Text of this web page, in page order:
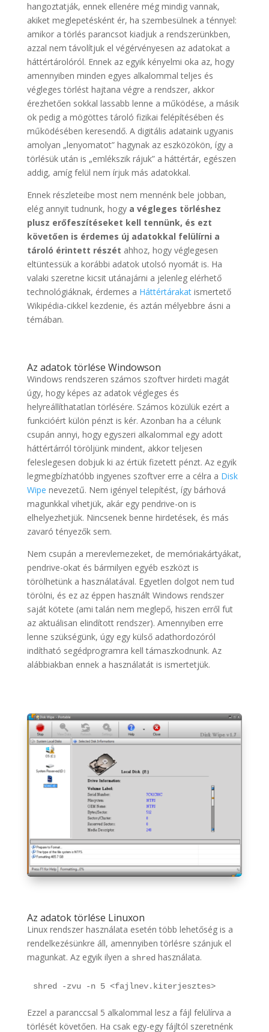
hangoztatják, ennek ellenére még mindig vannak,
akiket meglepetésként ér, ha szembesülnek a ténnyel:
amikor a törlés parancsot kiadjuk a rendszerünkben,
azzal nem távolítjuk el végérvényesen az adatokat a
háttértárolóról. Ennek az egyik kényelmi oka az, hogy
amennyiben minden egyes alkalommal teljes és
végleges törlést hajtana végre a rendszer, akkor
érezhetően sokkal lassabb lenne a működése, a másik
ok pedig a mögöttes tároló fizikai felépítésében és
működésében keresendő. A digitális adataink ugyanis
amolyan „lenyomatot” hagynak az eszközökön, így a
törlésük után is „emlékszik rájuk” a háttértár, egészen
addig, amíg felül nem írjuk más adatokkal.
Ennek részleteibe most nem mennénk bele jobban,
elég annyit tudnunk, hogy a végleges törléshez
plusz erőfeszítéseket kell tennünk, és ezt
követően is érdemes új adatokkal felülírni a
tároló érintett részét ahhoz, hogy véglegesen
eltüntessük a korábbi adatok utolsó nyomát is. Ha
valaki szeretne kicsit utánajárni a jelenleg elérhető
technológiáknak, érdemes a Háttértárakatismertető
Wikipédia-cikkel kezdenie, és aztán mélyebbre ásni a
témában.
Az adatok törlése Windowson
Windows rendszeren számos szoftver hirdeti magát
úgy, hogy képes az adatok végleges és
helyreállíthatatlan törlésére. Számos közülük ezért a
funkcióért külön pénzt is kér. Azonban ha a célunk
csupán annyi, hogy egyszeri alkalommal egy adott
háttértárról töröljünk mindent, akkor teljesen
feleslegesen dobjuk ki az értük fizetett pénzt. Az egyik
legmegbízhatóbb ingyenes szoftver erre a célra a Disk
Wipe nevezetű. Nem igényel telepítést, így bárhová
magunkkal vihetjük, akár egy pendrive-on is
elhelyezhetjük. Nincsenek benne hirdetések, és más
zavaró tényezők sem.
Nem csupán a merevlemezeket, de memóriakártyákat,
pendrive-okat és bármilyen egyéb eszközt is
törölhetünk a használatával. Egyetlen dolgot nem tud
törölni, és ez az éppen használt Windows rendszer
saját kötete (ami talán nem meglepő, hiszen erről fut
az aktuálisan elindított rendszer). Amennyiben erre
lenne szükségünk, úgy egy külső adathordozóról
indítható segédprogramra kell támaszkodnunk. Az
alábbiakban ennek a használatát is ismertetjük.
Az adatok törlése Linuxon
Linux rendszer használata esetén több lehetőség is a
rendelkezésünkre áll, amennyiben törlésre szánjuk el
magunkat. Az egyik ilyen a shred használata.
shred -zvu -n 5 <fajlnev.kiterjesztes>
Ezzel a paranccsal 5 alkalommal lesz a fájl felülírva a
törlését követően. Ha csak egy-egy fájltól szeretnénk